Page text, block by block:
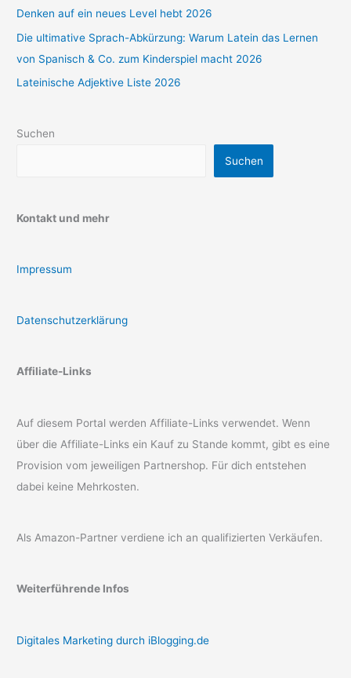
Denken auf ein neues Level hebt 2026
Die ultimative Sprach-Abkürzung: Warum Latein das Lernen
von Spanisch & Co. zum Kinderspiel macht 2026
Lateinische Adjektive Liste 2026
Suchen
Suchen
Kontakt und mehr
Impressum
Datenschutzerklärung
Affiliate-Links
Auf diesem Portal werden Affiliate-Links verwendet. Wenn
über die Affiliate-Links ein Kauf zu Stande kommt, gibt es eine
Provision vom jeweiligen Partnershop. Für dich entstehen
dabei keine Mehrkosten.
Als Amazon-Partner verdiene ich an qualifizierten Verkäufen.
Weiterführende Infos
Digitales Marketing durch iBlogging.de